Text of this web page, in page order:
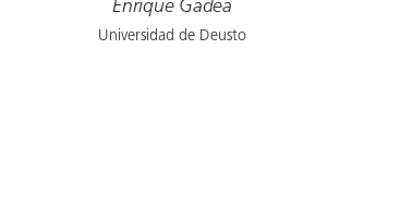
Enrique Gadea
Universidad de Deusto